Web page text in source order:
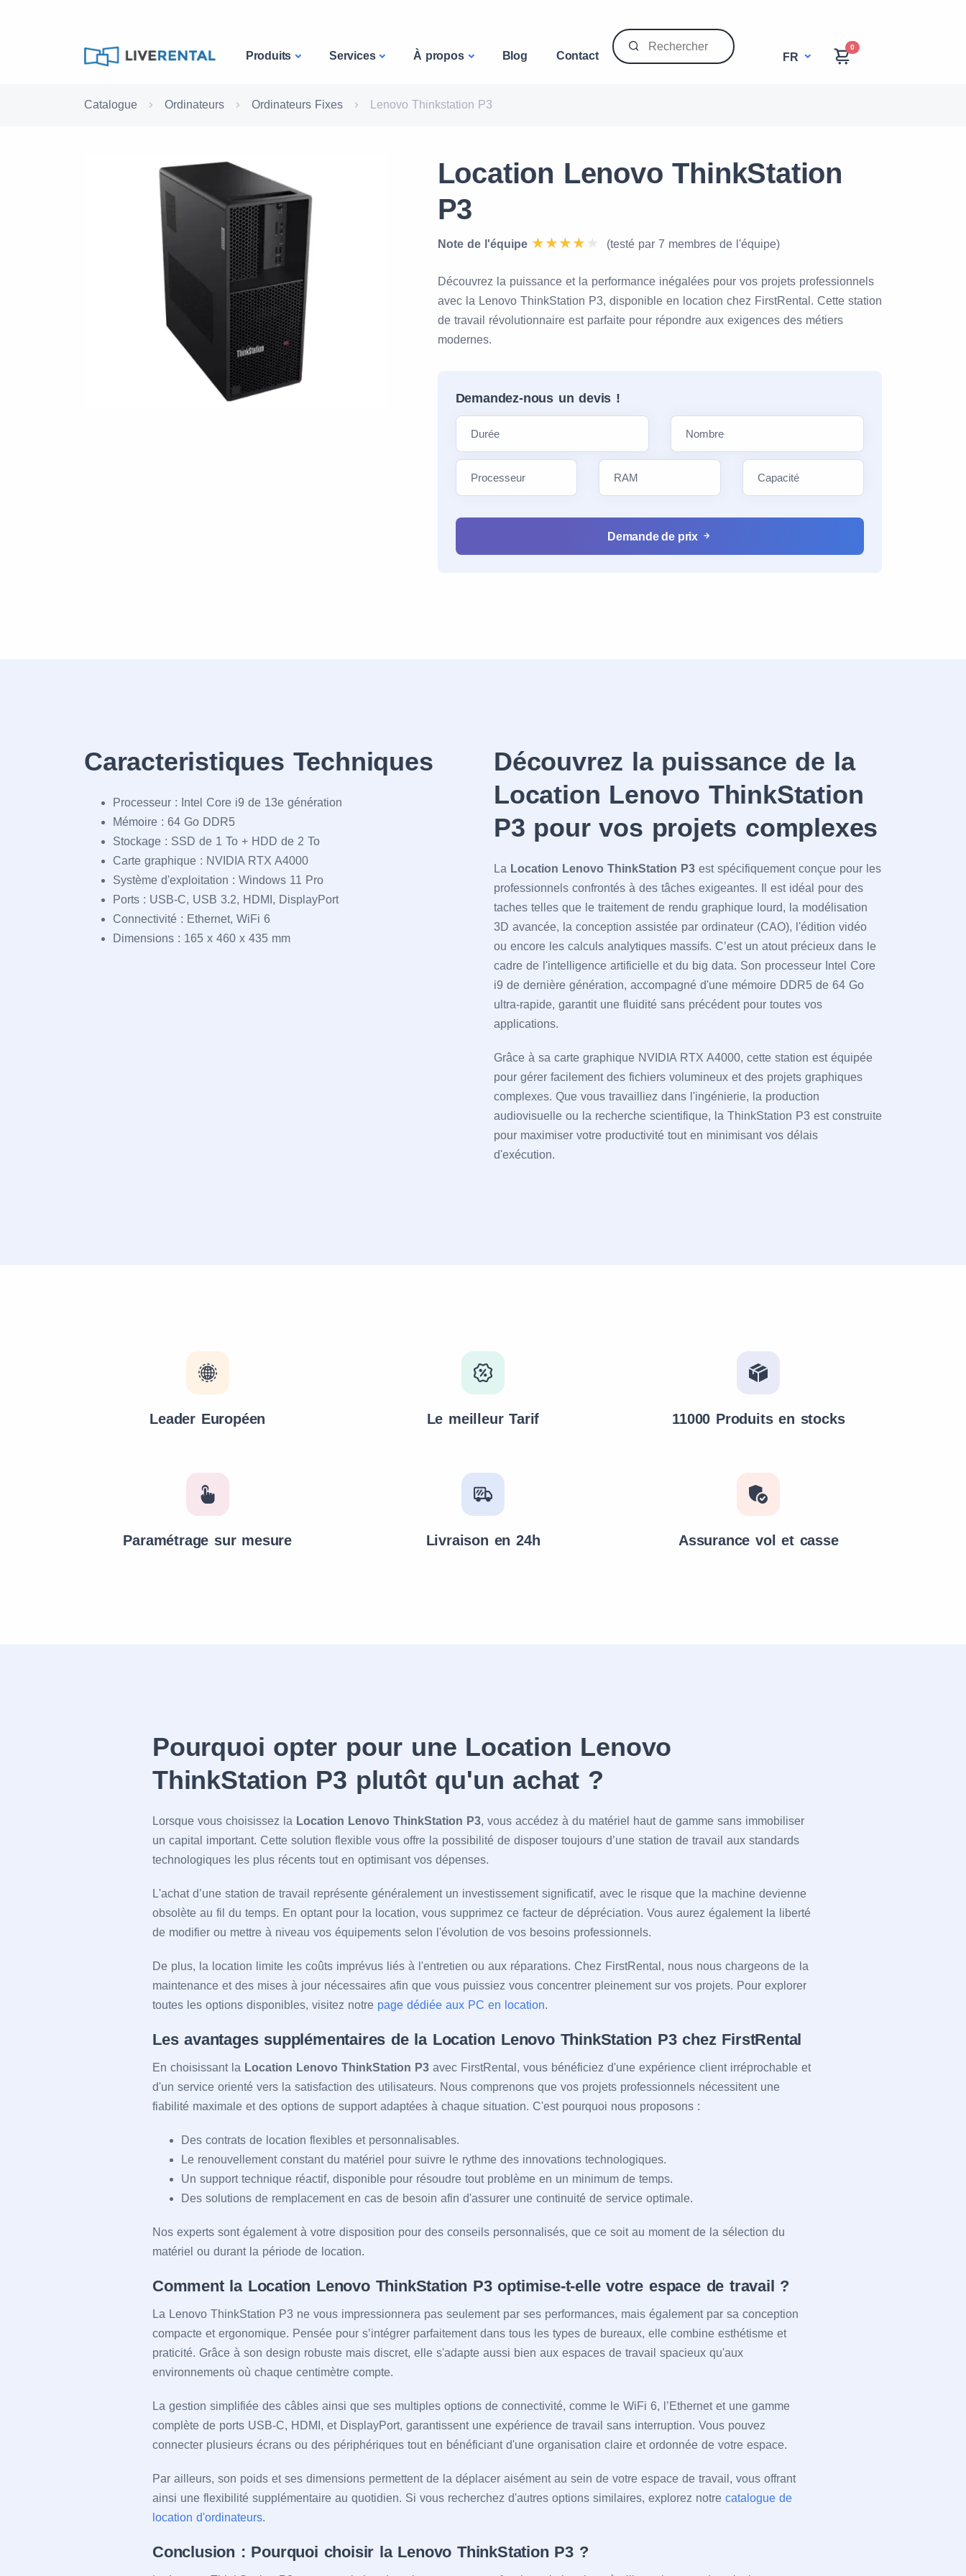
Produits Services À propos Blog Contact FR
0
Catalogue Ordinateurs Ordinateurs Fixes Lenovo Thinkstation P3
Location Lenovo ThinkStation
P3
Note de l'équipe (testé par 7 membres de l'équipe)
Découvrez la puissance et la performance inégalées pour vos projets professionnels
avec la Lenovo ThinkStation P3, disponible en location chez FirstRental. Cette station
de travail révolutionnaire est parfaite pour répondre aux exigences des métiers
modernes.
Demandez-nous un devis !
Demande de prix
Caracteristiques Techniques
Processeur : Intel Core i9 de 13e génération
Mémoire : 64 Go DDR5
Stockage : SSD de 1 To + HDD de 2 To
Carte graphique : NVIDIA RTX A4000
Système d'exploitation : Windows 11 Pro
Ports : USB-C, USB 3.2, HDMI, DisplayPort
Connectivité : Ethernet, WiFi 6
Dimensions : 165 x 460 x 435 mm
Découvrez la puissance de la
Location Lenovo ThinkStation
P3 pour vos projets complexes
La Location Lenovo ThinkStation P3 est spécifiquement conçue pour les
professionnels confrontés à des tâches exigeantes. Il est idéal pour des
taches telles que le traitement de rendu graphique lourd, la modélisation
3D avancée, la conception assistée par ordinateur (CAO), l'édition vidéo
ou encore les calculs analytiques massifs. C’est un atout précieux dans le
cadre de l'intelligence artificielle et du big data. Son processeur Intel Core
i9 de dernière génération, accompagné d'une mémoire DDR5 de 64 Go
ultra-rapide, garantit une fluidité sans précédent pour toutes vos
applications.
Grâce à sa carte graphique NVIDIA RTX A4000, cette station est équipée
pour gérer facilement des fichiers volumineux et des projets graphiques
complexes. Que vous travailliez dans l'ingénierie, la production
audiovisuelle ou la recherche scientifique, la ThinkStation P3 est construite
pour maximiser votre productivité tout en minimisant vos délais
d'exécution.
Leader Européen Le meilleur Tarif 11000 Produits en stocks
Paramétrage sur mesure Livraison en 24h Assurance vol et casse
Pourquoi opter pour une Location Lenovo
ThinkStation P3 plutôt qu'un achat ?
Lorsque vous choisissez la Location Lenovo ThinkStation P3, vous accédez à du matériel haut de gamme sans immobiliser
un capital important. Cette solution flexible vous offre la possibilité de disposer toujours d’une station de travail aux standards
technologiques les plus récents tout en optimisant vos dépenses.
L'achat d’une station de travail représente généralement un investissement significatif, avec le risque que la machine devienne
obsolète au fil du temps. En optant pour la location, vous supprimez ce facteur de dépréciation. Vous aurez également la liberté
de modifier ou mettre à niveau vos équipements selon l'évolution de vos besoins professionnels.
De plus, la location limite les coûts imprévus liés à l'entretien ou aux réparations. Chez FirstRental, nous nous chargeons de la
maintenance et des mises à jour nécessaires afin que vous puissiez vous concentrer pleinement sur vos projets. Pour explorer
toutes les options disponibles, visitez notre page dédiée aux PC en location.
Les avantages supplémentaires de la Location Lenovo ThinkStation P3 chez FirstRental
En choisissant la Location Lenovo ThinkStation P3 avec FirstRental, vous bénéficiez d'une expérience client irréprochable et
d'un service orienté vers la satisfaction des utilisateurs. Nous comprenons que vos projets professionnels nécessitent une
fiabilité maximale et des options de support adaptées à chaque situation. C'est pourquoi nous proposons :
Des contrats de location flexibles et personnalisables.
Le renouvellement constant du matériel pour suivre le rythme des innovations technologiques.
Un support technique réactif, disponible pour résoudre tout problème en un minimum de temps.
Des solutions de remplacement en cas de besoin afin d'assurer une continuité de service optimale.
Nos experts sont également à votre disposition pour des conseils personnalisés, que ce soit au moment de la sélection du
matériel ou durant la période de location.
Comment la Location Lenovo ThinkStation P3 optimise-t-elle votre espace de travail ?
La Lenovo ThinkStation P3 ne vous impressionnera pas seulement par ses performances, mais également par sa conception
compacte et ergonomique. Pensée pour s’intégrer parfaitement dans tous les types de bureaux, elle combine esthétisme et
praticité. Grâce à son design robuste mais discret, elle s'adapte aussi bien aux espaces de travail spacieux qu'aux
environnements où chaque centimètre compte.
La gestion simplifiée des câbles ainsi que ses multiples options de connectivité, comme le WiFi 6, l’Ethernet et une gamme
complète de ports USB-C, HDMI, et DisplayPort, garantissent une expérience de travail sans interruption. Vous pouvez
connecter plusieurs écrans ou des périphériques tout en bénéficiant d'une organisation claire et ordonnée de votre espace.
Par ailleurs, son poids et ses dimensions permettent de la déplacer aisément au sein de votre espace de travail, vous offrant
ainsi une flexibilité supplémentaire au quotidien. Si vous recherchez d'autres options similaires, explorez notre catalogue de
location d'ordinateurs.
Conclusion : Pourquoi choisir la Lenovo ThinkStation P3 ?